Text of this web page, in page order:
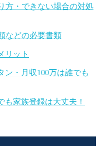
方・できない場合の対処
などの必要書類
リット
ン・月収100万は誰でも
家族登録は大丈夫！